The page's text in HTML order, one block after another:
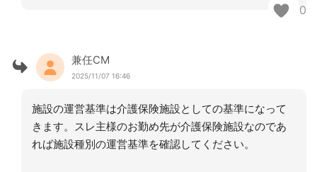
0
兼任CM
2025/11/07 16:46
施設の運営基準は介護保険施設としての基準になって
きます。スレ主様のお勤め先が介護保険施設なのであ
れば施設種別の運営基準を確認してください。